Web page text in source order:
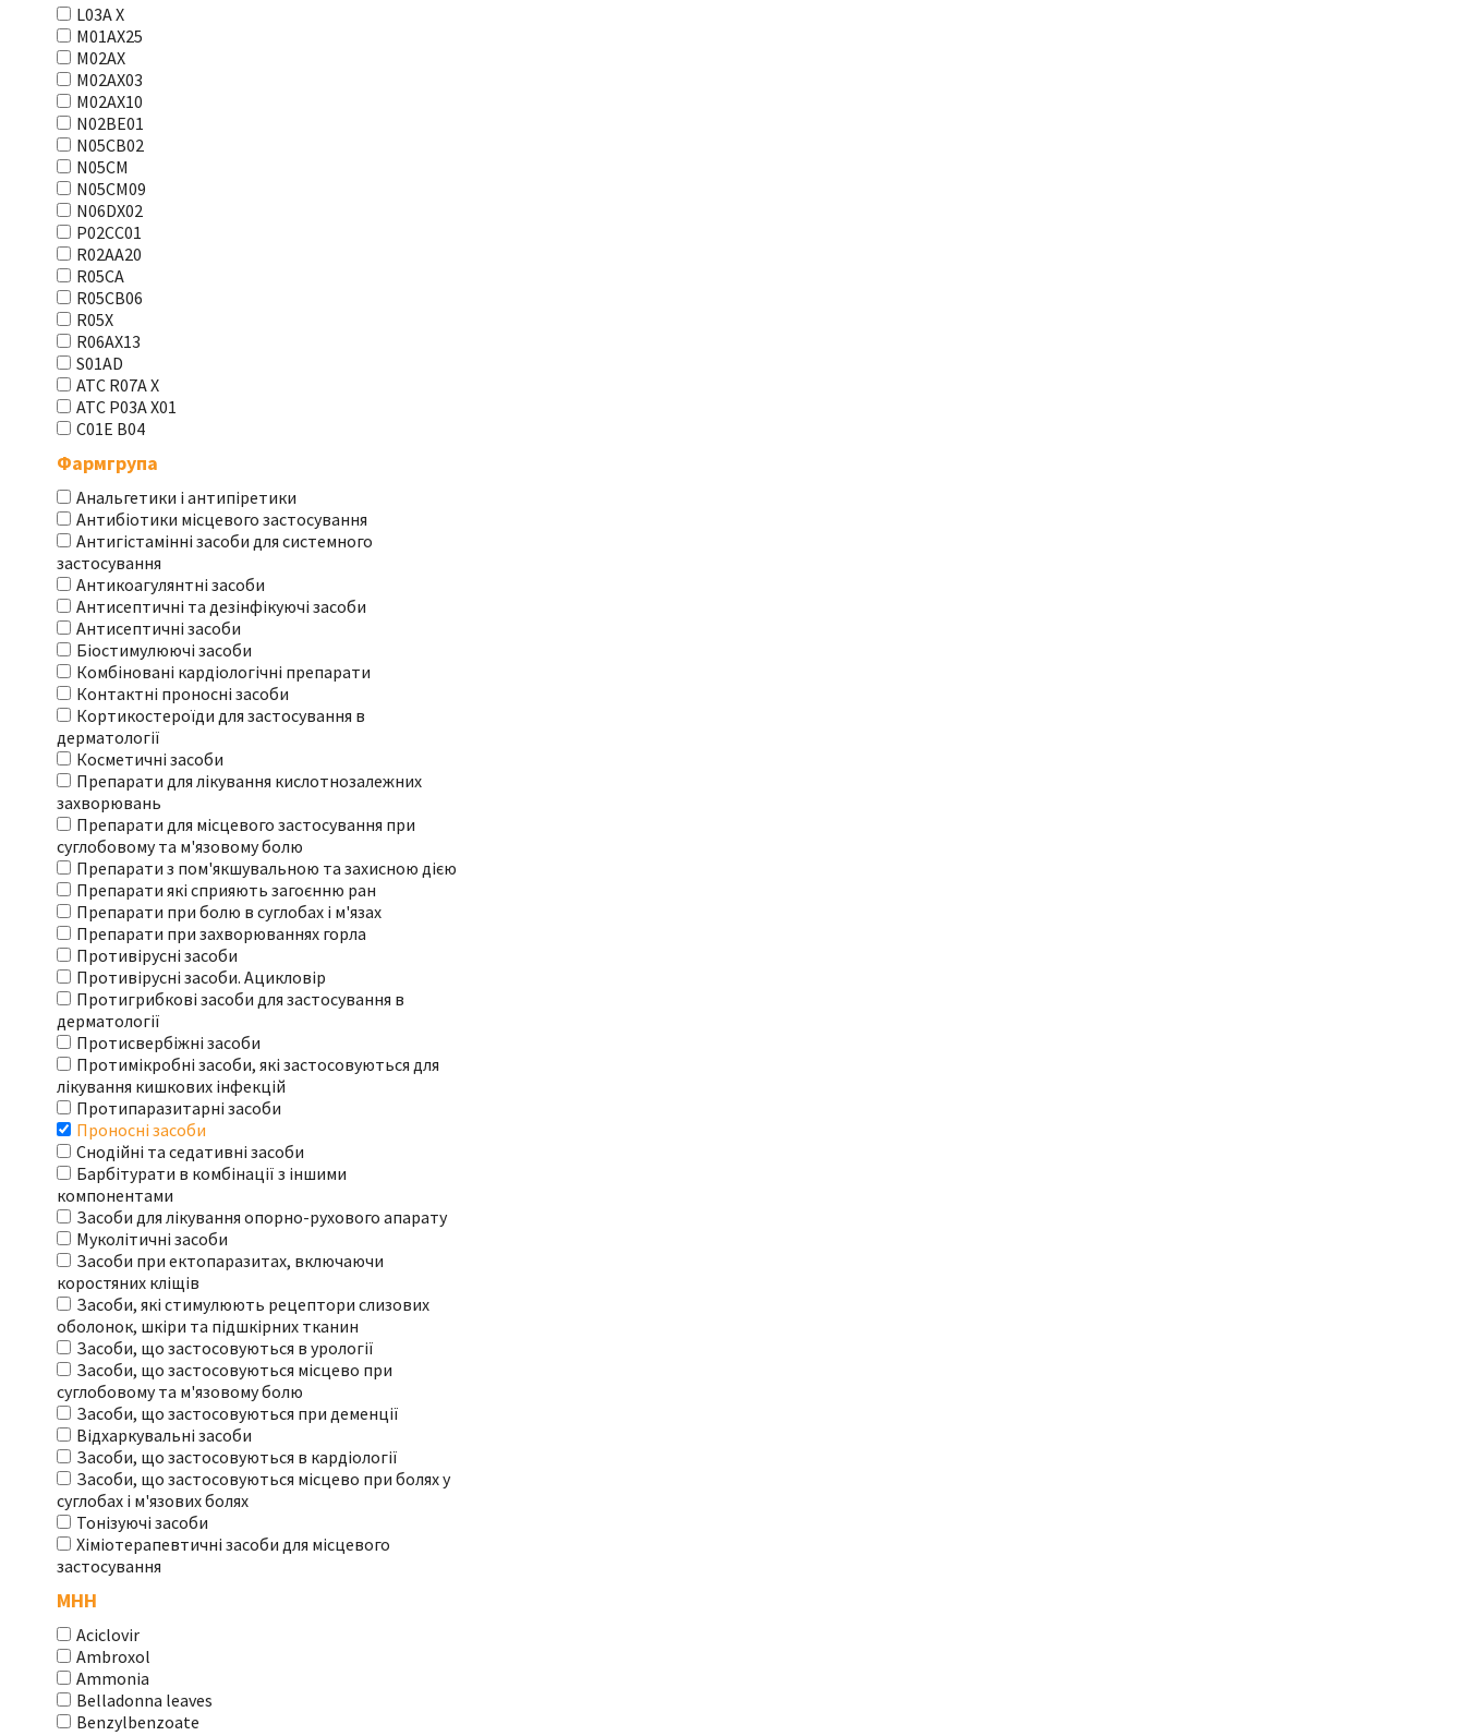
L03А Х
M01AX25
M02AX
M02AX03
M02AX10
N02BE01
N05CB02
N05CM
N05CM09
N06DX02
P02CC01
R02AA20
R05CA
R05CB06
R05X
R06AX13
S01AD
АТС R07A X
АТС Р03А Х01
С01Е В04
Фармгрупа
Анальгетики і антипіретики
Антибіотики місцевого застосування
Антигістамінні засоби для системного
застосування
Антикоагулянтні засоби
Антисептичні та дезінфікуючі засоби
Антисептичні засоби
Біостимулюючі засоби
Комбіновані кардіологічні препарати
Контактні проносні засоби
Кортикостероїди для застосування в
дерматології
Косметичні засоби
Препарати для лікування кислотнозалежних
захворювань
Препарати для місцевого застосування при
суглобовому та м'язовому болю
Препарати з пом'якшувальною та захисною дією
Препарати які сприяють загоєнню ран
Препарати при болю в суглобах і м'язах
Препарати при захворюваннях горла
Противірусні засоби
Противірусні засоби. Ацикловір
Протигрибкові засоби для застосування в
дерматології
Протисвербіжні засоби
Протимікробні засоби, які застосовуються для
лікування кишкових інфекцій
Протипаразитарні засоби
Проносні засоби
Снодійні та седативні засоби
Барбітурати в комбінації з іншими
компонентами
Засоби для лікування опорно-рухового апарату
Муколітичні засоби
Засоби при ектопаразитах, включаючи
коростяних кліщів
Засоби, які стимулюють рецептори слизових
оболонок, шкіри та підшкірних тканин
Засоби, що застосовуються в урології
Засоби, що застосовуються місцево при
суглобовому та м'язовому болю
Засоби, що застосовуються при деменції
Відхаркувальні засоби
Засоби, що застосовуються в кардіології
Засоби, що застосовуються місцево при болях у
суглобах і м'язових болях
Тонізуючі засоби
Хіміотерапевтичні засоби для місцевого
застосування
МНН
Aciclovir
Ambroxol
Ammonia
Belladonna leaves
Benzylbenzoate